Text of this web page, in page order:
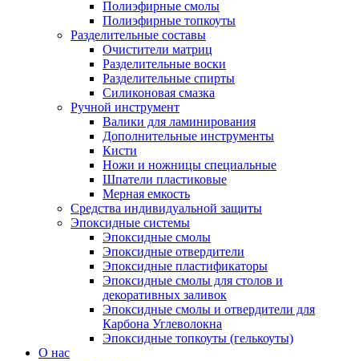
Полиэфирные смолы
Полиэфирные топкоуты
Разделительные составы
Очистители матриц
Разделительные воски
Разделительные спирты
Силиконовая смазка
Ручной инструмент
Валики для ламинирования
Дополнительные инструменты
Кисти
Ножи и ножницы специальные
Шпатели пластиковые
Мерная емкость
Средства индивидуальной защиты
Эпоксидные системы
Эпоксидные смолы
Эпоксидные отвердители
Эпоксидные пластификаторы
Эпоксидные смолы для столов и
декоративных заливок
Эпоксидные смолы и отвердители для
Карбона Углеволокна
Эпоксидные топкоуты (гелькоуты)
О нас